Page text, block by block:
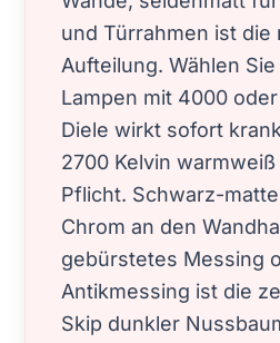
und Türrahmen ist die
Aufteilung. Wählen
Lampen mit 4000
Diele wirkt sofort
2700 Kelvin
Pflicht. Schwarz-
Chrom an den
gebürstetes Messing
Antikmessing ist die
Skip dunkler